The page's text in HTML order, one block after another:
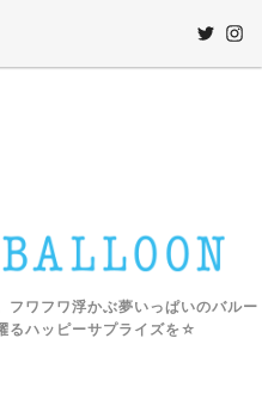
フワフワ浮かぶ夢いっぱいのバルー
るハッピーサプライズを☆